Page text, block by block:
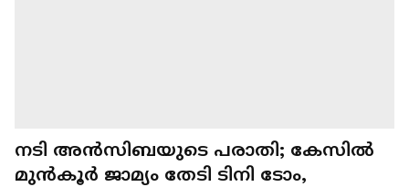
നടി അൻസിബയുടെ പരാതി; കേസിൽ
മുൻകൂർ ജാമ്യം തേടി ടിനി ടോം,